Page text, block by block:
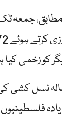
جمعہ
نسل کشی
سے زیادہ